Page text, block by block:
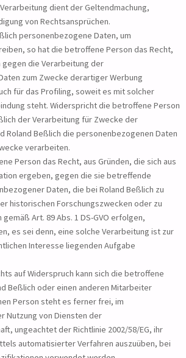
dient der Geltendmachung,
von Rechtsansprüchen.
personenbezogene Daten, um
so hat die betroffene Person das Recht,
die Verarbeitung der
zum Zwecke derartiger Werbung
für das Profiling, soweit es mit solcher
steht. Widerspricht die betroffene Person
der Verarbeitung für Zwecke der
Roland Beßlich die personenbezogenen Daten
verarbeiten.
Person das Recht, aus Gründen, die sich aus
ergeben, gegen die sie betreffende
Daten, die bei Roland Beßlich zu
historischen Forschungszwecken oder zu
Art. 89 Abs. 1 DS-GVO erfolgen,
es sei denn, eine solche Verarbeitung ist zur
Interesse liegenden Aufgabe
auf Widerspruch kann sich die betroffene
Beßlich oder einen anderen Mitarbeiter
Person steht es ferner frei, im
Nutzung von Diensten der
ungeachtet der Richtlinie 2002/58/EG, ihr
automatisierter Verfahren auszuüben, bei